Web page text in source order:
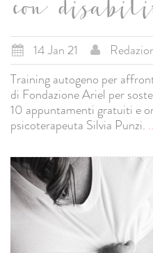
con
14 Jan 21
Training autogeno per
di Fondazione Ariel per
10 appuntamenti gratuiti e
psicoterapeuta Silvia Punzi.